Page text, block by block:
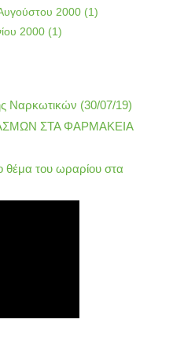
2000 (1)
2000 (1)
Ναρκωτικών (30/07/19)
ΣΤΑ ΦΑΡΜΑΚΕΙΑ
θέμα του ωραρίου στα